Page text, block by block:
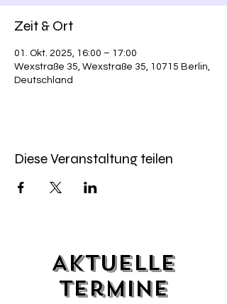
Zeit & Ort
01. Okt. 2025, 16:00 – 17:00
Wexstraße 35, Wexstraße 35, 10715 Berlin,
Deutschland
Diese Veranstaltung teilen
Aktuelle
Termine